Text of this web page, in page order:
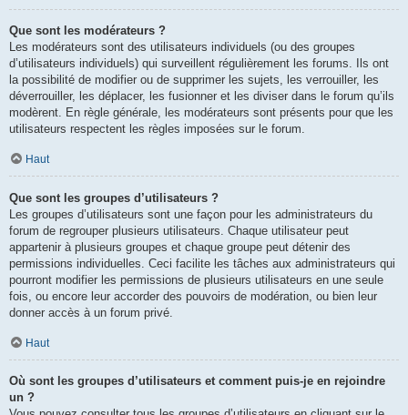
Que sont les modérateurs ?
Les modérateurs sont des utilisateurs individuels (ou des groupes
d’utilisateurs individuels) qui surveillent régulièrement les forums. Ils ont
la possibilité de modifier ou de supprimer les sujets, les verrouiller, les
déverrouiller, les déplacer, les fusionner et les diviser dans le forum qu’ils
modèrent. En règle générale, les modérateurs sont présents pour que les
utilisateurs respectent les règles imposées sur le forum.
Haut
Que sont les groupes d’utilisateurs ?
Les groupes d’utilisateurs sont une façon pour les administrateurs du
forum de regrouper plusieurs utilisateurs. Chaque utilisateur peut
appartenir à plusieurs groupes et chaque groupe peut détenir des
permissions individuelles. Ceci facilite les tâches aux administrateurs qui
pourront modifier les permissions de plusieurs utilisateurs en une seule
fois, ou encore leur accorder des pouvoirs de modération, ou bien leur
donner accès à un forum privé.
Haut
Où sont les groupes d’utilisateurs et comment puis-je en rejoindre
un ?